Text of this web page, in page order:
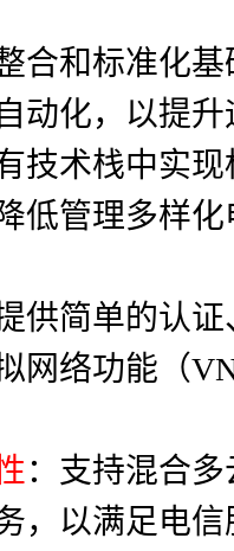
合和标准化
动化，以提
技术栈中实
低管理多样化
供简单的认
网络功能（
：支持混合
，以满足电